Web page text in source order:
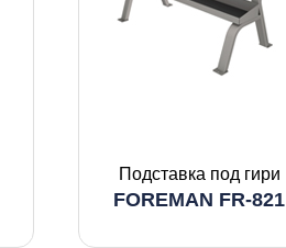
Подставка под гири
FOREMAN FR-821